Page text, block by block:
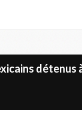
détenus